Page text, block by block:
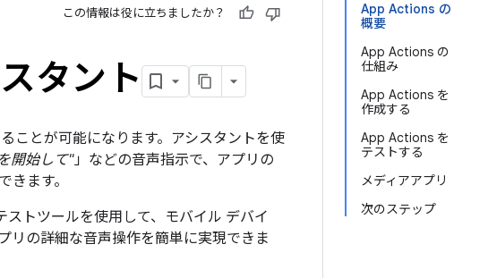
App Actions の
概要
App Actions の
仕組み
App Actions を
作成する
App Actions を
テストする
メディアアプリ
次のステップ
この情報は役に立ちましたか？
タント
ことが可能になります。アシスタントを使
開始して"」などの音声指示で、アプリの
ます。
トツールを使用して、モバイル デバイ
リの詳細な音声操作を簡単に実現できま